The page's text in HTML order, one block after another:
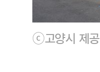
ⓒ고양시 제공